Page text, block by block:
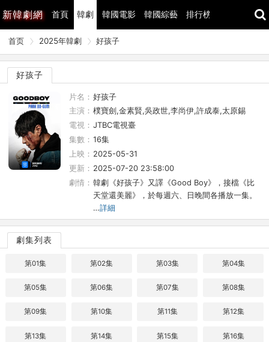
新韓劇網 首頁 韓劇 韓國電影 韓國綜藝 排行榜
首页 2025年韓劇 好孩子
好孩子
片名： 好孩子
主演： 樸寶劍,金素賢,吳政世,李尚伊,許成泰,太原錫
電視： JTBC電視臺
集數： 16集
上映： 2025-05-31
更新： 2025-07-20 23:58:00
劇情： 韓劇《好孩子》又譯《Good Boy》，接檔《比
天堂還美麗》，於每週六、日晚間各播放一集。
…詳細
劇集列表
第01集 第02集 第03集 第04集
第05集 第06集 第07集 第08集
第09集 第10集 第11集 第12集
第13集 第14集 第15集 第16集